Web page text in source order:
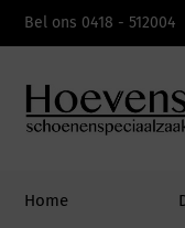
Bel ons 0418 - 512004
Home